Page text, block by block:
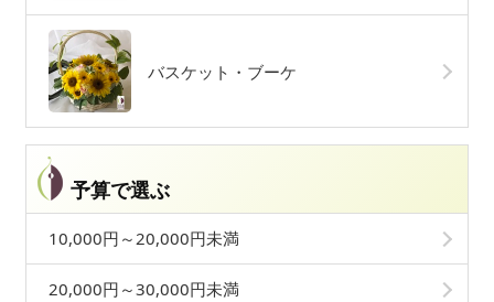
バスケット・ブーケ
予算で選ぶ
10,000円～20,000円未満
20,000円～30,000円未満